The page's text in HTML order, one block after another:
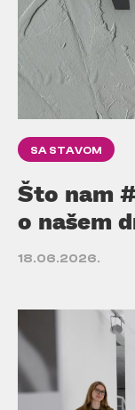
SA STAVOM
Što nam
o našem
18.06.2026.